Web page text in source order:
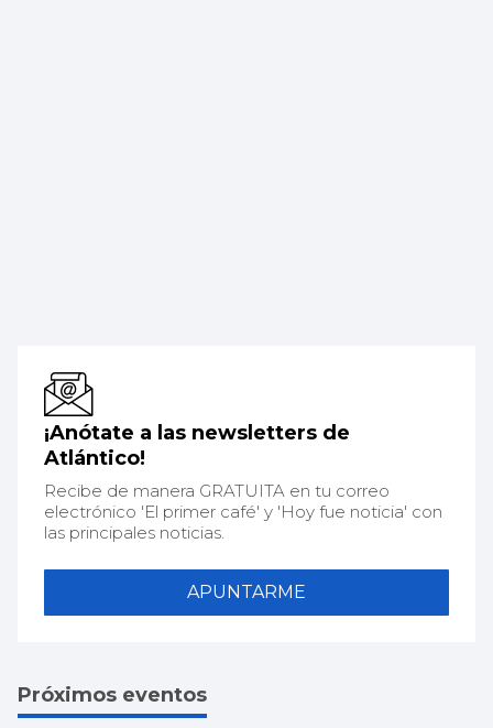
¡Anótate a las newsletters de
Atlántico!
Recibe de manera GRATUITA en tu correo
electrónico 'El primer café' y 'Hoy fue noticia' con
las principales noticias.
APUNTARME
Próximos eventos